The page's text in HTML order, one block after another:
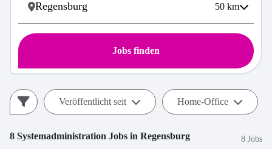
50 km
Jobs finden
Veröffentlicht seit Home-Office
8 Systemadministration Jobs in Regensburg 8 Jobs